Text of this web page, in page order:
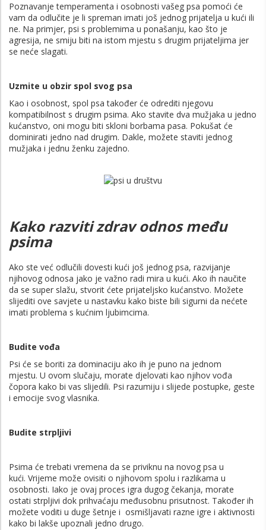
Poznavanje temperamenta i osobnosti vašeg psa pomoći će
vam da odlučite je li spreman imati još jednog prijatelja u kući ili
ne. Na primjer, psi s problemima u ponašanju, kao što je
agresija, ne smiju biti na istom mjestu s drugim prijateljima jer
se neće slagati.
Uzmite u obzir spol svog psa
Kao i osobnost, spol psa također će odrediti njegovu
kompatibilnost s drugim psima. Ako stavite dva mužjaka u jedno
kućanstvo, oni mogu biti skloni borbama pasa. Pokušat će
dominirati jedno nad drugim. Dakle, možete staviti jednog
mužjaka i jednu ženku zajedno.
Kako razviti zdrav odnos među
psima
Ako ste već odlučili dovesti kući još jednog psa, razvijanje
njihovog odnosa jako je važno radi mira u kući. Ako ih naučite
da se super slažu, stvorit ćete prijateljsko kućanstvo. Možete
slijediti ove savjete u nastavku kako biste bili sigurni da nećete
imati problema s kućnim ljubimcima.
Budite vođa
Psi će se boriti za dominaciju ako ih je puno na jednom
mjestu. U ovom slučaju, morate djelovati kao njihov vođa
čopora kako bi vas slijedili. Psi razumiju i slijede postupke, geste
i emocije svog vlasnika.
Budite strpljivi
Psima će trebati vremena da se priviknu na novog psa u
kući. Vrijeme može ovisiti o njihovom spolu i razlikama u
osobnosti. Iako je ovaj proces igra dugog čekanja, morate
ostati strpljivi dok prihvaćaju međusobnu prisutnost. Također ih
možete voditi u duge šetnje i osmišljavati razne igre i aktivnosti
kako bi lakše upoznali jedno drugo.